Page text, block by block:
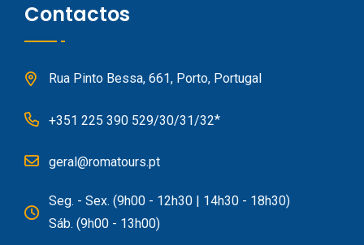
Contactos
Rua Pinto Bessa, 661, Porto, Portugal
+351 225 390 529/30/31/32*
geral@romatours.pt
Seg. - Sex. (9h00 - 12h30 | 14h30 - 18h30)
Sáb. (9h00 - 13h00)